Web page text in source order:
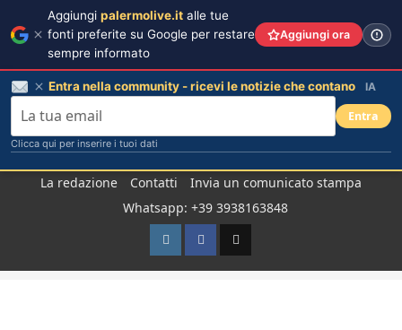
La redazione Contatti
Invia un comunicato stampa
Whatsapp: +39 3938163848
InstagramFacebook
TikTok
Aggiungi palermolive.it alle tue
fonti preferite su Google per restare
sempre informato
Aggiungi ora
Entra nella community - ricevi le notizie che contano IA
Entra
Clicca qui per inserire i tuoi dati